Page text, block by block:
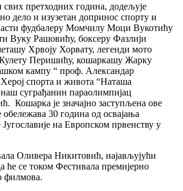
претходних година, додељује
дело и изузетан допринос спорту и
фудбалеру Момчилу Моци Вукотићу
Вуку Рашовићу, боксеру Фазлији
Хрвоју Хорвату, легенди мото
Кулету Перишићу, кошаркашу Жарку
кампу “ проф. Александар
спорта и живота “Наташа
суграђанин параолимпијац
Кошарка је значајно заступљена ове
обележава 30 година од освајања
на Европском првенству у
Оливера Никитовић, најављујући
ће се током Фестивала премијерно
филмова.